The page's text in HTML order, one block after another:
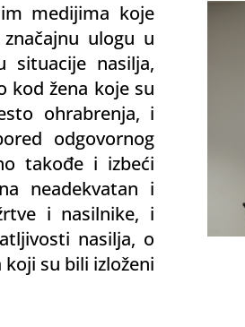
medijima koje
ulogu u
situacije nasilja,
kod žena koje su
ohrabrenja, i
odgovornog
takođe i izbeći
neadekvatan i
i nasilnike, i
nasilja, o
su bili izloženi